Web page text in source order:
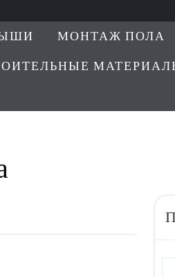
МОНТАЖ ПОЛА